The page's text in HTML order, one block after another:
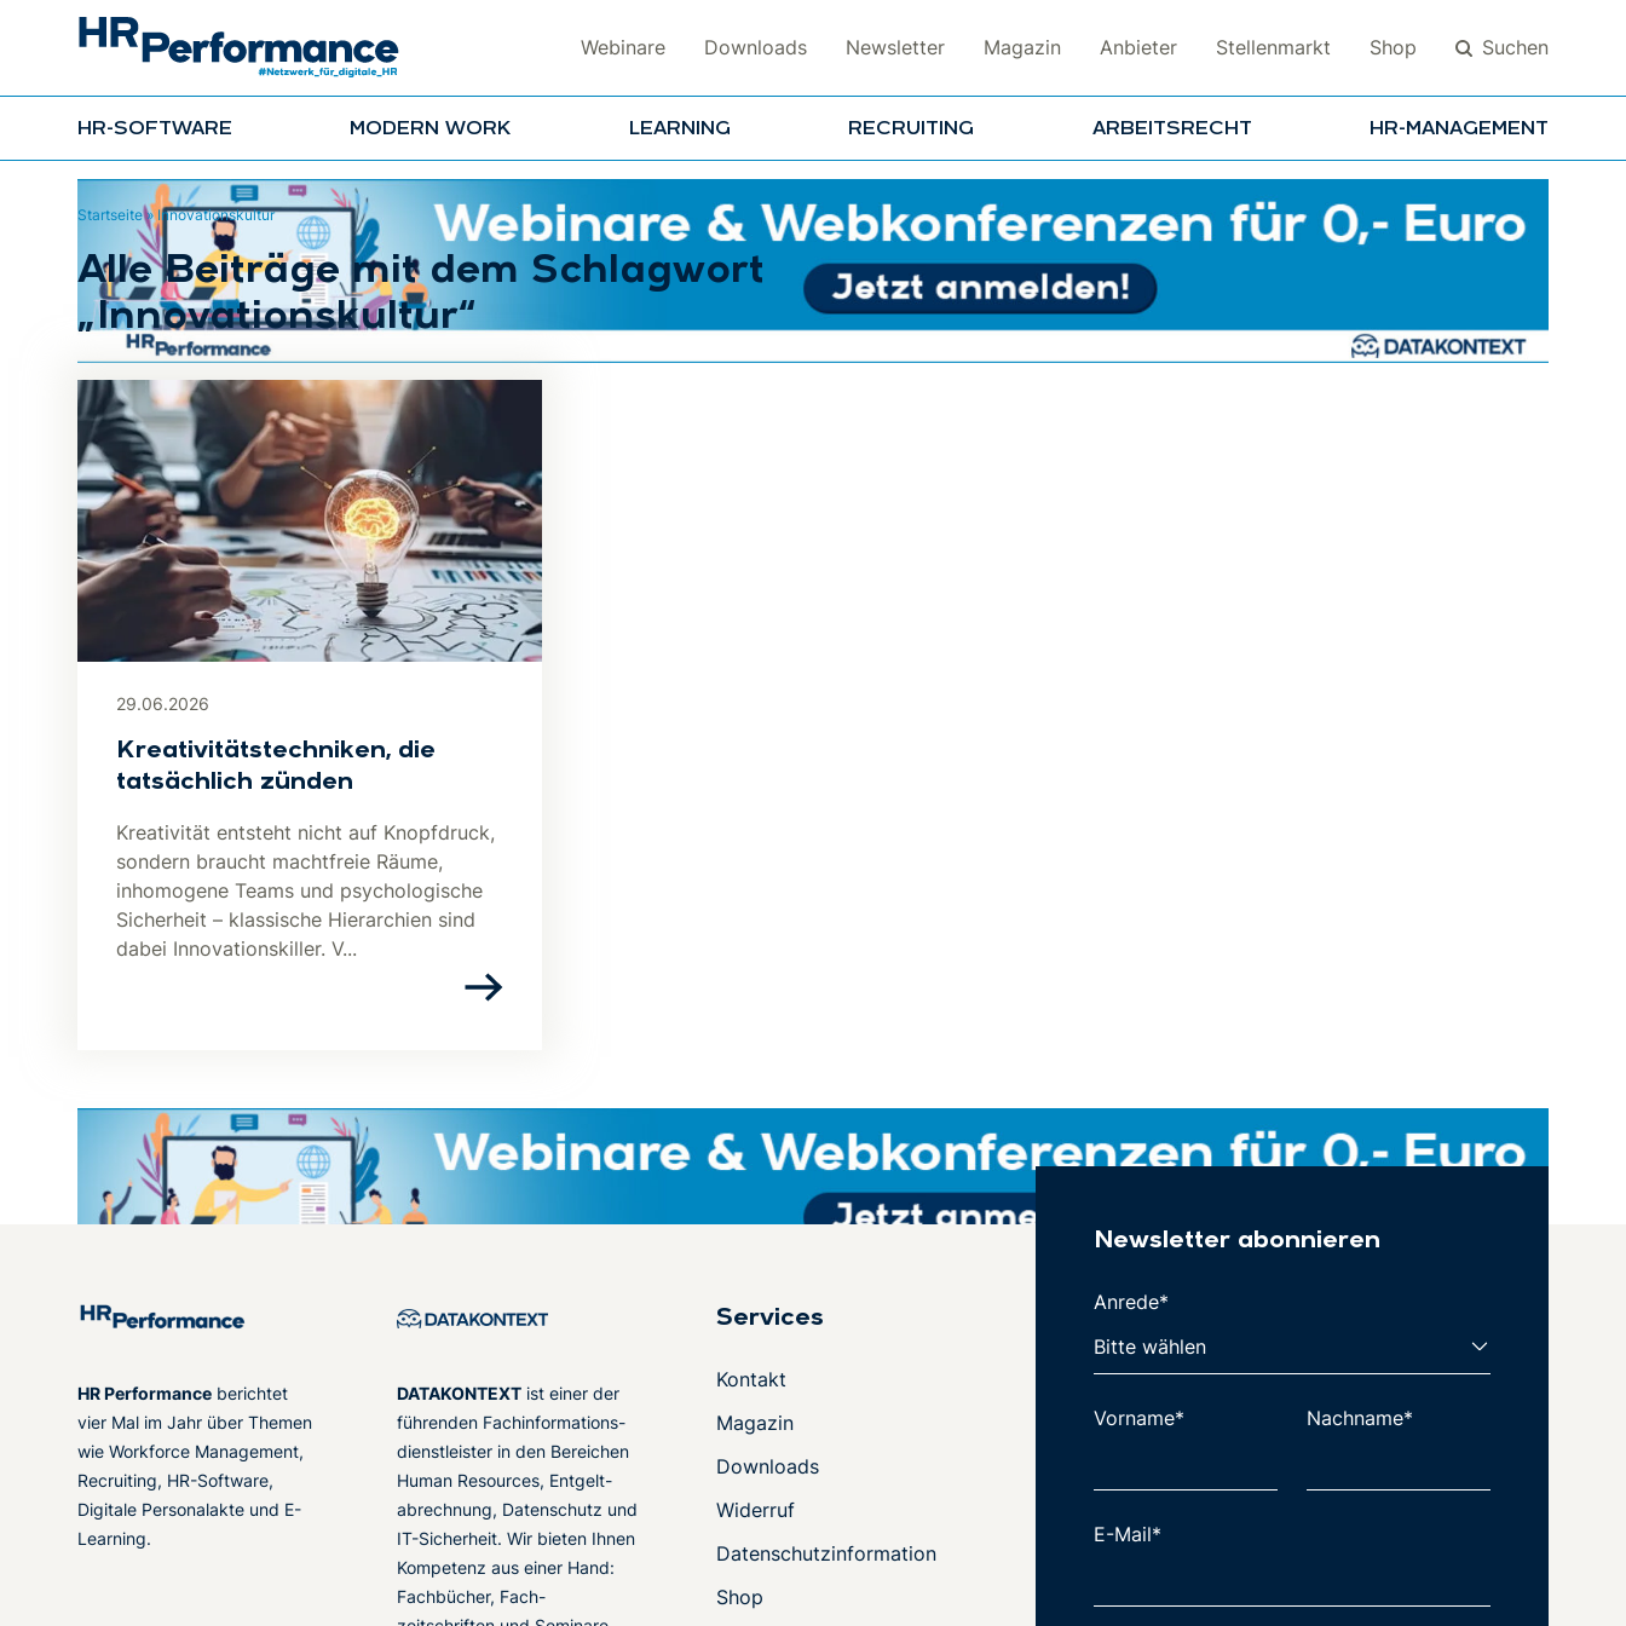
Webinare Downloads Newsletter Magazin Anbieter Stellenmarkt Shop Suchen
HR-SOFTWARE MODERN WORK LEARNING RECRUITING ARBEITSRECHT HR-MANAGEMENT
Suchen
Startseite»Innovationskultur
Alle Beiträge mit dem Schlagwort
„Innovationskultur“
29.06.2026
Kreativitätstechniken, die
tatsächlich zünden
Kreativität entsteht nicht auf Knopfdruck,
sondern braucht machtfreie Räume,
inhomogene Teams und psychologische
Sicherheit – klassische Hierarchien sind
dabei Innovationskiller. V...
HR Performance berichtet
vier Mal im Jahr über Themen
wie Workforce Management,
Recruiting, HR-Software,
Digitale Personalakte und E-
Learning.
DATAKONTEXT ist einer der
führenden Fachinformations-
dienstleister in den Bereichen
Human Resources, Entgelt-
abrechnung, Datenschutz und
IT-Sicherheit. Wir bieten Ihnen
Kompetenz aus einer Hand:
Fachbücher, Fach-
Services
Kontakt
Magazin
Downloads
Widerruf
Datenschutzinformation
Shop
Newsletter abonnieren
Anrede*
Vorname* Nachname*
E-Mail*